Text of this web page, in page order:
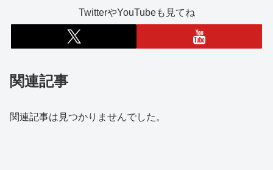
TwitterやYouTubeも見てね
関連記事
関連記事は見つかりませんでした。